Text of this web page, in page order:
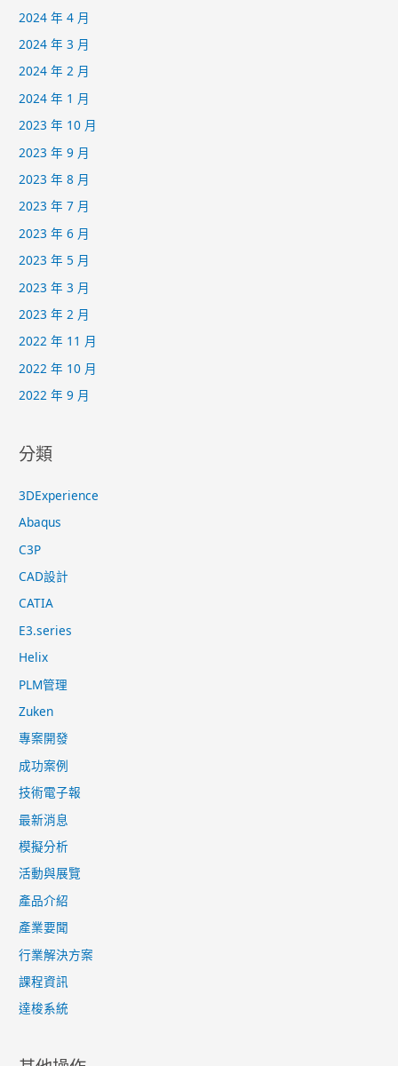
2024 年 4 月
2024 年 3 月
2024 年 2 月
2024 年 1 月
2023 年 10 月
2023 年 9 月
2023 年 8 月
2023 年 7 月
2023 年 6 月
2023 年 5 月
2023 年 3 月
2023 年 2 月
2022 年 11 月
2022 年 10 月
2022 年 9 月
分類
3DExperience
Abaqus
C3P
CAD設計
CATIA
E3.series
Helix
PLM管理
Zuken
專案開發
成功案例
技術電子報
最新消息
模擬分析
活動與展覽
產品介紹
產業要聞
行業解決方案
課程資訊
達梭系統